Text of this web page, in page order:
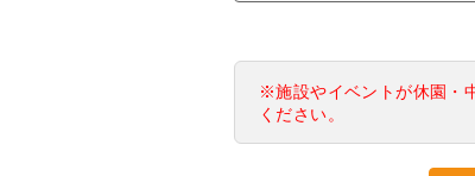
※施設やイベントが休園・
ください。